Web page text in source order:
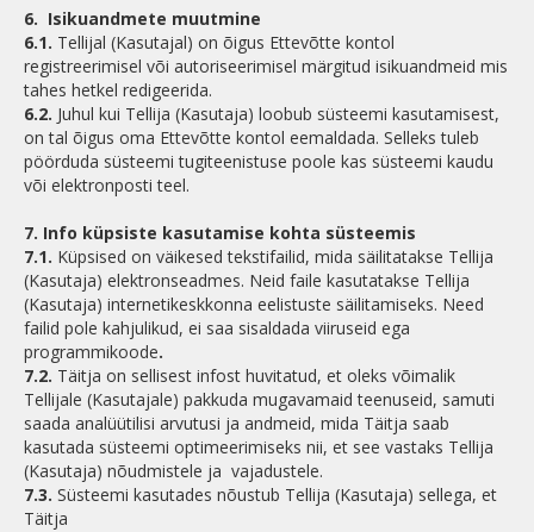
6. Isikuandmete muutmine
6.1. Tellijal (Kasutajal) on õigus Ettevõtte kontol
registreerimisel või autoriseerimisel märgitud isikuandmeid mis
tahes hetkel redigeerida.
6.2. Juhul kui Tellija (Kasutaja) loobub süsteemi kasutamisest,
on tal õigus oma Ettevõtte kontol eemaldada. Selleks tuleb
pöörduda süsteemi tugiteenistuse poole kas süsteemi kaudu
või elektronposti teel.
7. Info küpsiste kasutamise kohta süsteemis
7.1. Küpsised on väikesed tekstifailid, mida säilitatakse Tellija
(Kasutaja) elektronseadmes. Neid faile kasutatakse Tellija
(Kasutaja) internetikeskkonna eelistuste säilitamiseks. Need
failid pole kahjulikud, ei saa sisaldada viiruseid ega
programmikoode.
7.2. Täitja on sellisest infost huvitatud, et oleks võimalik
Tellijale (Kasutajale) pakkuda mugavamaid teenuseid, samuti
saada analüütilisi arvutusi ja andmeid, mida Täitja saab
kasutada süsteemi optimeerimiseks nii, et see vastaks Tellija
(Kasutaja) nõudmistele ja vajadustele.
7.3. Süsteemi kasutades nõustub Tellija (Kasutaja) sellega, et
Täitja